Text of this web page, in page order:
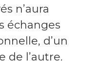
n’aura
échanges
d’un
de l’autre.